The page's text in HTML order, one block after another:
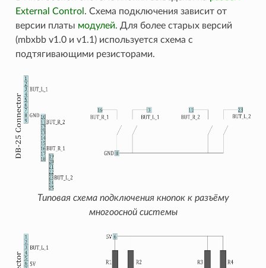
External Control . Схема подключения зависит от
версии платы модулей. Для более старых версий
(mbxbb v1.0 и v1.1) используется схема с
подтягивающими резисторами.
Типовая схема подключения кнопок к разъёму
многоосной системы